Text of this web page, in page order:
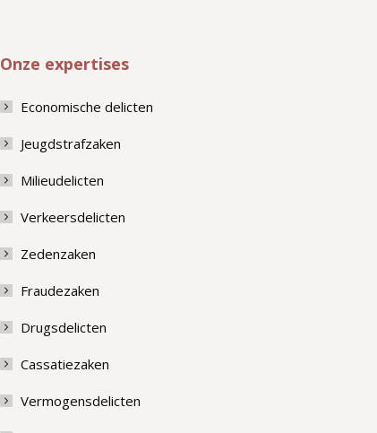
Onze expertises
Economische delicten
Jeugdstrafzaken
Milieudelicten
Verkeersdelicten
Zedenzaken
Fraudezaken
Drugsdelicten
Cassatiezaken
Vermogensdelicten